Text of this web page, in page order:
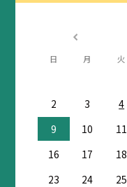
日 月 火
2
3 4
9
10 11
16
17 18
23
24 25